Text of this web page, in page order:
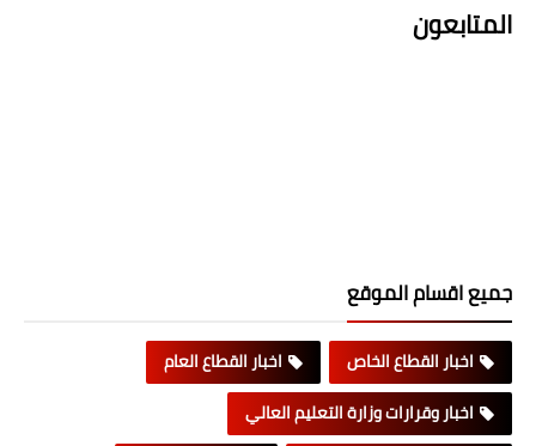
المتابعون
جميع اقسام الموقع
اخبار القطاع الخاص
اخبار القطاع العام
اخبار وقرارات وزارة التعليم العالي